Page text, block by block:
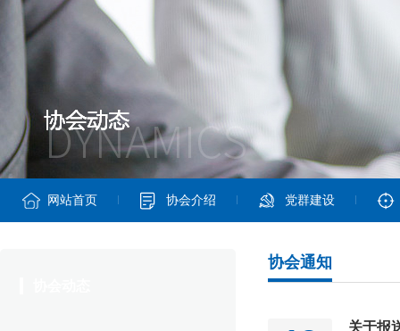
网站首页 协会介绍 党群建设
协会通知
关于报